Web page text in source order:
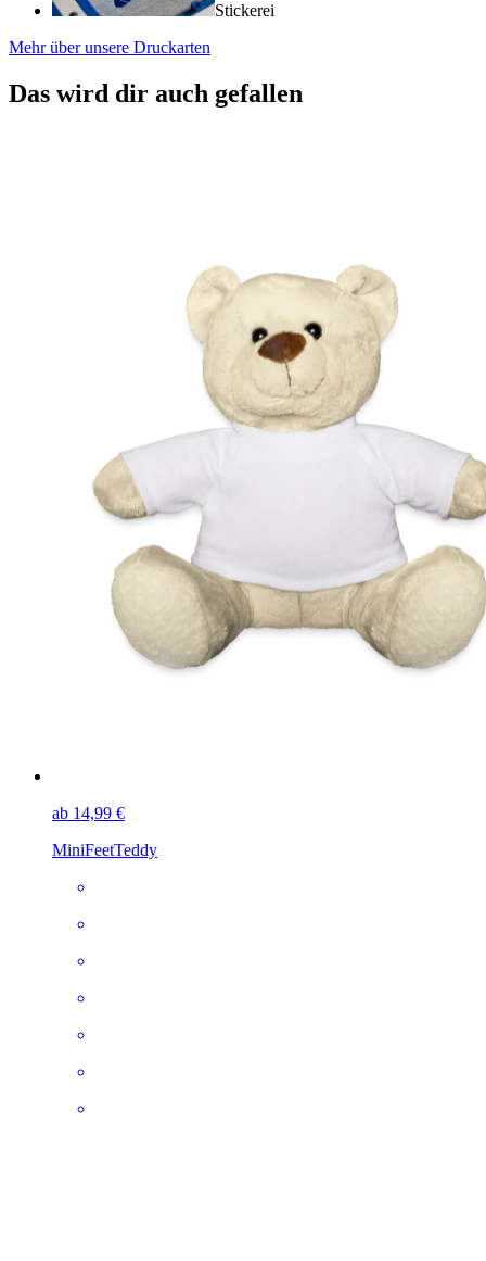
Stickerei
Mehr über unsere Druckarten
Das wird dir auch gefallen
ab 14,99 €
MiniFeetTeddy